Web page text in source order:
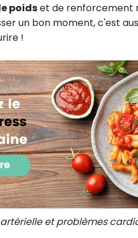
poidset de renforcement
un bon moment, c'est
!
et problèmes